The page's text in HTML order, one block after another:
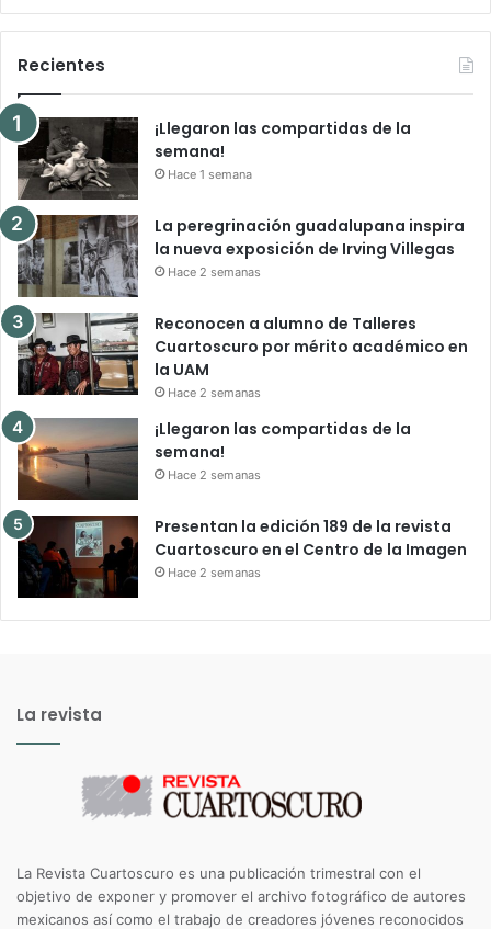
Recientes
¡Llegaron las compartidas de la
semana!
Hace 1 semana
La peregrinación guadalupana inspira
la nueva exposición de Irving Villegas
Hace 2 semanas
Reconocen a alumno de Talleres
Cuartoscuro por mérito académico en
la UAM
Hace 2 semanas
¡Llegaron las compartidas de la
semana!
Hace 2 semanas
Presentan la edición 189 de la revista
Cuartoscuro en el Centro de la Imagen
Hace 2 semanas
La revista
La Revista Cuartoscuro es una publicación trimestral con el
objetivo de exponer y promover el archivo fotográfico de autores
mexicanos así como el trabajo de creadores jóvenes reconocidos